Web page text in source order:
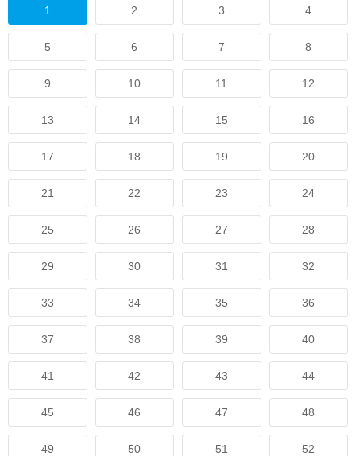
1 2 3 4
5 6 7 8
9 10 11 12
13 14 15 16
17 18 19 20
21 22 23 24
25 26 27 28
29 30 31 32
33 34 35 36
37 38 39 40
41 42 43 44
45 46 47 48
49 50 51 52